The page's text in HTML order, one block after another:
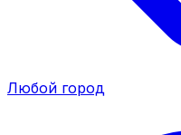
Любой город